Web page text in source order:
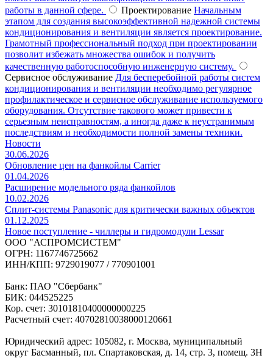
работы в данной сфере.
Проектирование Начальным
этапом для создания высокоэффективной надежной системы
кондиционирования и вентиляции является проектирование.
Грамотный профессиональный подход при проектировании
позволит избежать множества ошибок и получить
качественную работоспособную инженерную систему.
Сервисное обслуживание Для бесперебойной работы систем
кондиционирования и вентиляции необходимо регулярное
профилактическое и сервисное обслуживание используемого
оборудования. Отсутствие такового может привести к
серьезным неисправностям, а иногда даже к неустранимым
последствиям и необходимости полной замены техники.
Новости
30.06.2026
Обновление цен на фанкойлы Carrier
01.04.2026
Расширение модельного ряда фанкойлов
10.02.2026
Сплит-системы Panasonic для критически важных объектов
01.12.2025
Новое поступление - чиллеры и гидромодули Lessar
ООО "АСПРОМСИСТЕМ"
ОГРН: 1167746725662
ИНН/КПП: 9729019077 / 770901001
Банк: ПАО "Сбербанк"
БИК: 044525225
Кор. счет: 30101810400000000225
Расчетный счет: 40702810038000120661
Юридический адрес: 105082, г. Москва, муниципальный
округ Басманный, пл. Спартаковская, д. 14, стр. 3, помещ. 3Н